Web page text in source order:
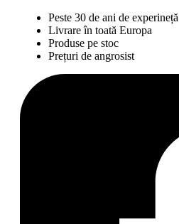
Peste 30 de ani de
Livrare în toată Europa
Produse pe stoc
Prețuri de angrosist